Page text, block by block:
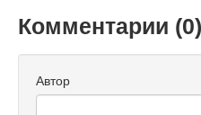
Комментарии (0)
Автор